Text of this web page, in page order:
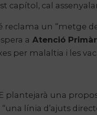
capítol, cal
reclama un “metge
a Atenció
per malaltia i les
plantejarà una
línia d’ajuts